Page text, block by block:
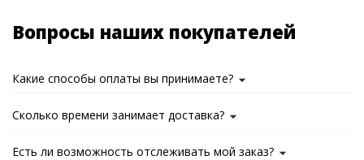
Вопросы наших покупателей
Какие способы оплаты вы принимаете?
Сколько времени занимает доставка?
Есть ли возможность отслеживать мой заказ?